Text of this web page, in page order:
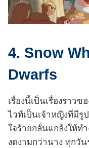
4. Snow
Dwarfs
เรื่องนี้เป็นเรื่องราว
ไวท์เป็นเจ้าหญิงที่มีรู
ใจร้ายกลั่นแกล้งให้ท
งดงามกว่านาง ทุกวัน